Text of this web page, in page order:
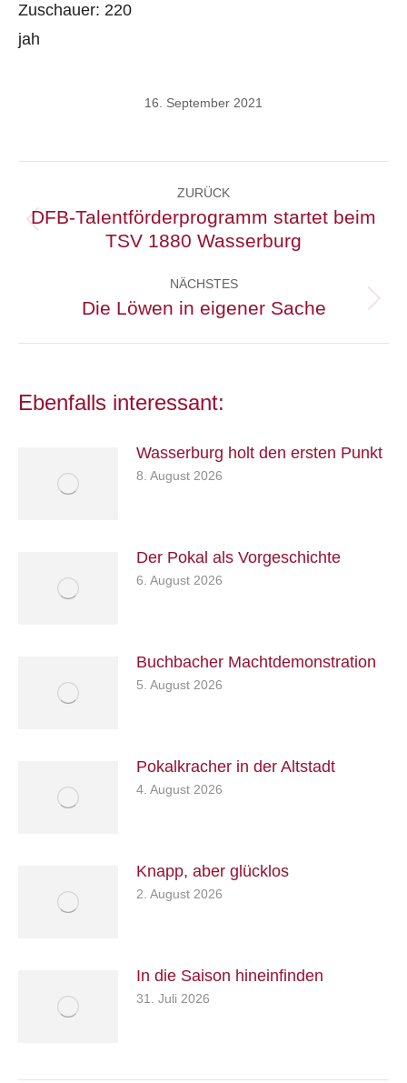
Zuschauer: 220
jah
16. September 2021
ZURÜCK
Vorheriger
Beitrag:
DFB-Talentförderprogramm startet beim
TSV 1880 Wasserburg
NÄCHSTES
Nächster
Die Löwen in eigener Sache
Ebenfalls interessant:
Wasserburg holt den ersten Punkt
8. August 2026
Der Pokal als Vorgeschichte
6. August 2026
Buchbacher Machtdemonstration
5. August 2026
Pokalkracher in der Altstadt
4. August 2026
Knapp, aber glücklos
2. August 2026
In die Saison hineinfinden
31. Juli 2026